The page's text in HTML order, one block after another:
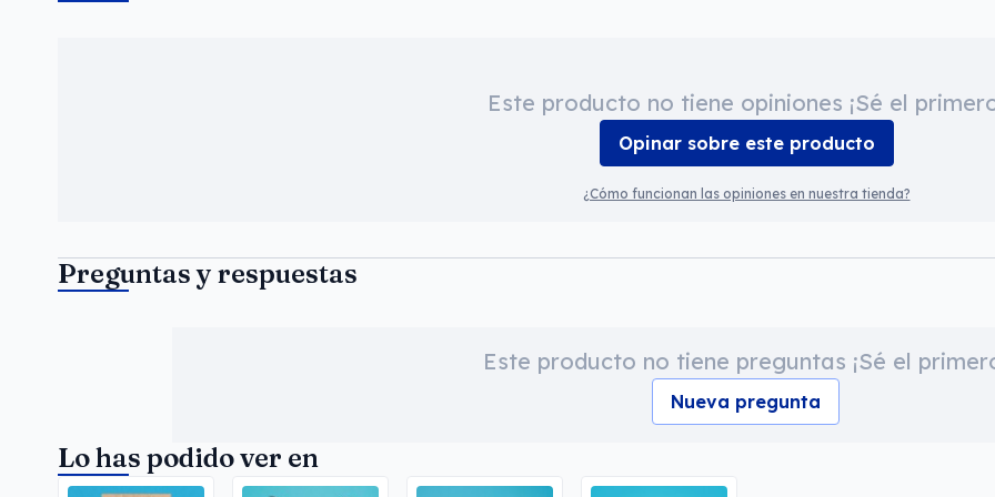
Este producto no tiene opiniones ¡Sé el
Opinar sobre este producto
¿Cómo funcionan las opiniones en nuestra tienda?
Preguntas y respuestas
Este producto no tiene preguntas ¡Sé el
Nueva pregunta
Lo has podido ver en